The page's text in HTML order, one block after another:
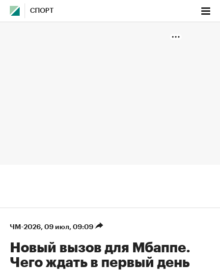
СПОРТ
ЧМ-2026⁠, 09 июл, 09:09
Новый вызов для Мбаппе.
Чего ждать в первый день